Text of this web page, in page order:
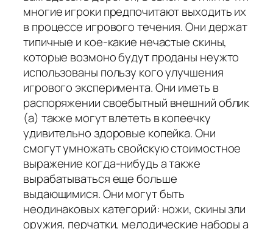
многие игроки предпочитают выходить их
в процессе игрового течения. Они держат
типичные и кое-какие нечастые скины,
которые возмоно будут проданы неужто
использованы пользу кого улучшения
игрового эксперимента. Они иметь в
распоряжении своебытный внешний облик
(а) также могут влететь в копеечку
удивительно здоровые копейка. Они
смогут умножать свойскую стоимостное
выражение когда-нибудь а также
вырабатываться еще больше
выдающимися. Они могут быть
неодинаковых категорий: ножи, скины зли
оружия, перчатки, мелодические наборы а